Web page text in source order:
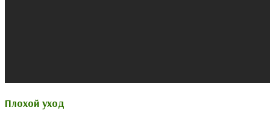
Плохой уход